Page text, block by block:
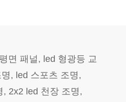
면 패널, led 형광등 교
, led 스포츠 조명,
2x2 led 천장 조명,